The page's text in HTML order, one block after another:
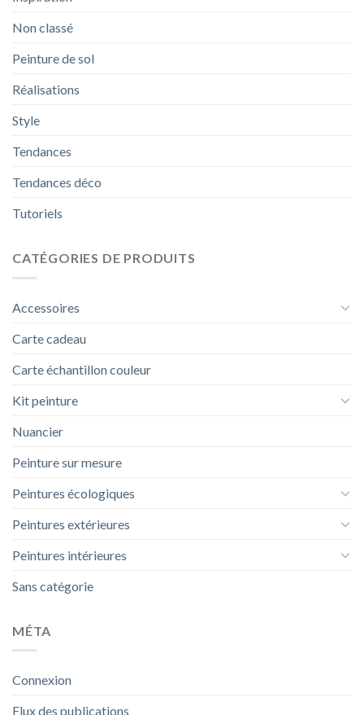
Non classé
Peinture de sol
Réalisations
Style
Tendances
Tendances déco
Tutoriels
CATÉGORIES DE PRODUITS
Accessoires
Carte cadeau
Carte échantillon couleur
Kit peinture
Nuancier
Peinture sur mesure
Peintures écologiques
Peintures extérieures
Peintures intérieures
Sans catégorie
MÉTA
Connexion
Flux des publications